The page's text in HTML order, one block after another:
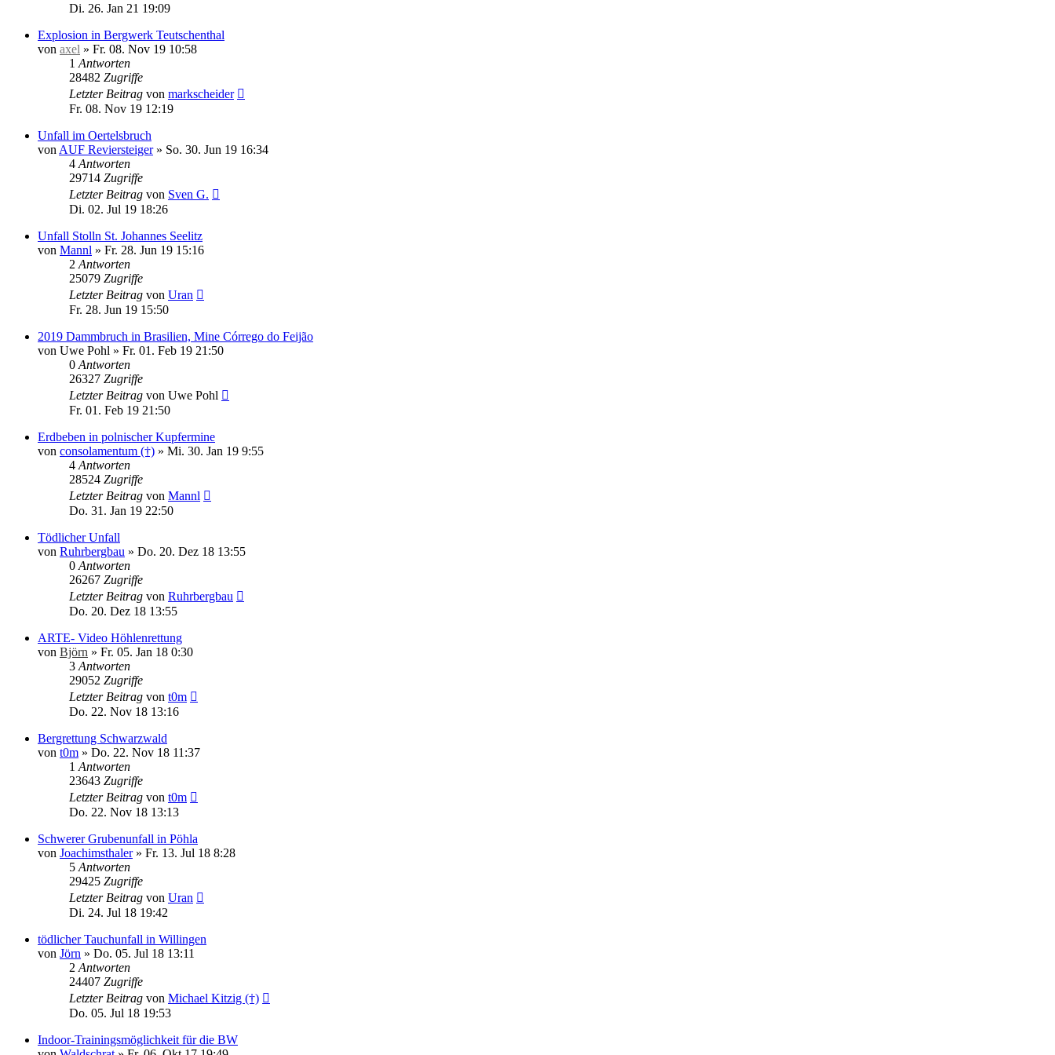
Di. 26. Jan 21 19:09
Explosion in Bergwerk Teutschenthal
von axel » Fr. 08. Nov 19 10:58
1 Antworten
28482 Zugriffe
Letzter Beitrag von markscheider
Fr. 08. Nov 19 12:19
Unfall im Oertelsbruch
von AUF Reviersteiger» So. 30. Jun 19 16:34
4 Antworten
29714 Zugriffe
Letzter Beitrag von Sven G.
Di. 02. Jul 19 18:26
Unfall Stolln St. Johannes Seelitz
von Mannl » Fr. 28. Jun 19 15:16
2 Antworten
25079 Zugriffe
Letzter Beitrag von Uran
Fr. 28. Jun 19 15:50
2019 Dammbruch in Brasilien, Mine Córrego do Feijão
von Uwe Pohl » Fr. 01. Feb 19 21:50
0 Antworten
26327 Zugriffe
Letzter Beitrag von Uwe Pohl
Fr. 01. Feb 19 21:50
Erdbeben in polnischer Kupfermine
von consolamentum (†) » Mi. 30. Jan 19 9:55
4 Antworten
28524 Zugriffe
Letzter Beitrag von Mannl
Do. 31. Jan 19 22:50
Tödlicher Unfall
von Ruhrbergbau » Do. 20. Dez 18 13:55
0 Antworten
26267 Zugriffe
Letzter Beitrag von Ruhrbergbau
Do. 20. Dez 18 13:55
ARTE- Video Höhlenrettung
von Björn » Fr. 05. Jan 18 0:30
3 Antworten
29052 Zugriffe
Letzter Beitrag von t0m
Do. 22. Nov 18 13:16
Bergrettung Schwarzwald
von t0m » Do. 22. Nov 18 11:37
1 Antworten
23643 Zugriffe
Letzter Beitrag von t0m
Do. 22. Nov 18 13:13
Schwerer Grubenunfall in Pöhla
von Joachimsthaler» Fr. 13. Jul 18 8:28
5 Antworten
29425 Zugriffe
Letzter Beitrag von Uran
Di. 24. Jul 18 19:42
tödlicher Tauchunfall in Willingen
von Jörn » Do. 05. Jul 18 13:11
2 Antworten
24407 Zugriffe
Letzter Beitrag von Michael Kitzig (†)
Do. 05. Jul 18 19:53
Indoor-Trainingsmöglichkeit für die BW